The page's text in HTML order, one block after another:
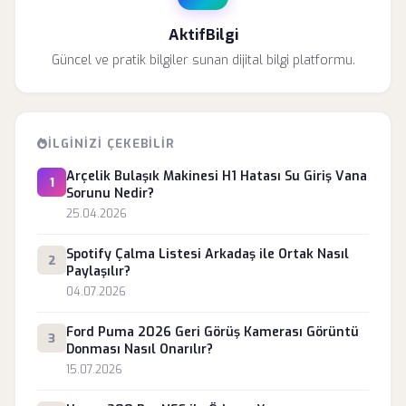
AktifBilgi
Güncel ve pratik bilgiler sunan dijital bilgi platformu.
İLGINIZI ÇEKEBILIR
1
Arçelik Bulaşık Makinesi H1 Hatası Su Giriş Vana
Sorunu Nedir?
25.04.2026
2
Spotify Çalma Listesi Arkadaş ile Ortak Nasıl
Paylaşılır?
04.07.2026
3
Ford Puma 2026 Geri Görüş Kamerası Görüntü
Donması Nasıl Onarılır?
15.07.2026